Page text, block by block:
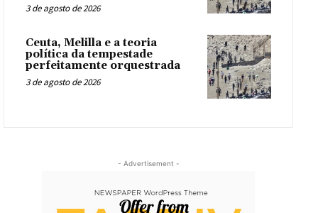
3 de agosto de 2026
Ceuta, Melilla e a teoria
política da tempestade
perfeitamente orquestrada
3 de agosto de 2026
- Advertisement -